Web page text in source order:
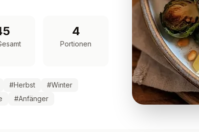
4
Portionen
#Herbst #Winter
#Anfänger